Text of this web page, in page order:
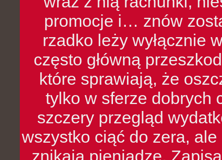
promocje i… znów
rzadko leży wyłącznie
często główną
które sprawiają, że
tylko w sferze dobrych
szczery przegląd
wszystko ciąć do zera,
znikają pieniądze.